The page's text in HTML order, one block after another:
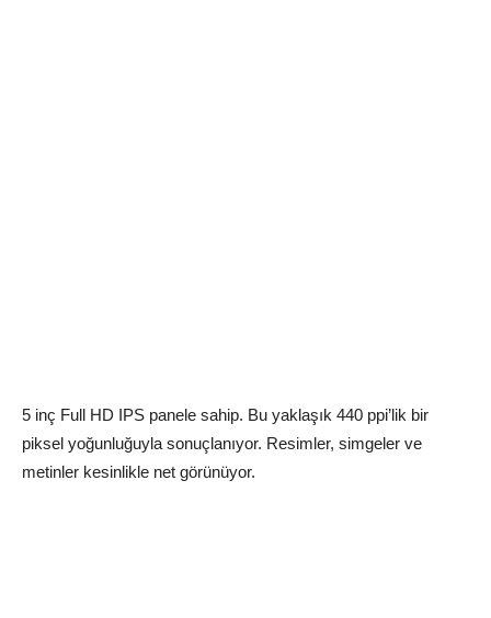
5 inç Full HD IPS panele sahip. Bu yaklaşık 440 ppi’lik bir
piksel yoğunluğuyla sonuçlanıyor. Resimler, simgeler ve
metinler kesinlikle net görünüyor.